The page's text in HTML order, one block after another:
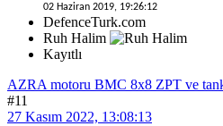
02 Haziran 2019, 19:26:12
DefenceTurk.com
Ruh Halim
Kayıtlı
AZRA motoru BMC 8x8 ZPT ve tank
#11
27 Kasım 2022, 13:08:13